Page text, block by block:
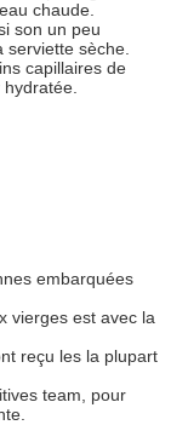
chaude.
son un peu
sèche.
capillaires de
embarquées
vierges est avec la
reçu les la plupart
team, pour